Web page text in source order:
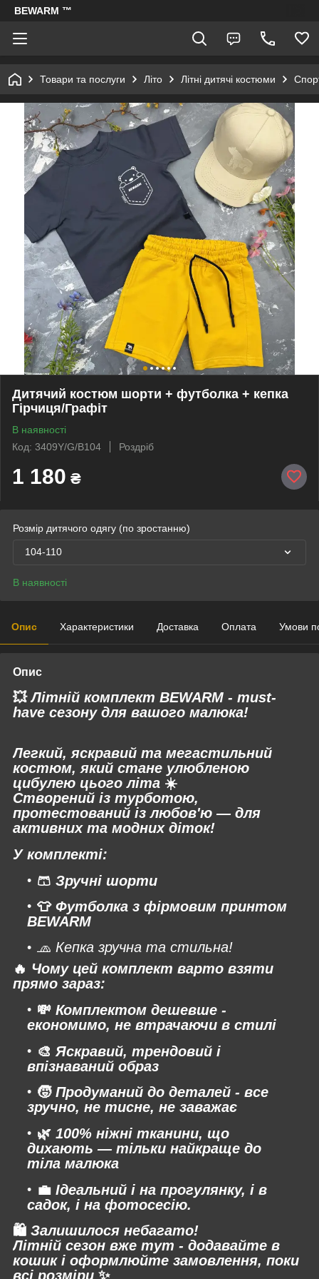
BEWARM ™
Товари та послуги Літо Літні дитячі костюми
Дитячий костюм шорти + футболка + кепка
Гірчиця/Графіт
В наявності
Код: 3409Y/G/B104
Роздріб
1 180 ₴
Розмір дитячого одягу (по зростанню)
104-110
В наявності
Опис Характеристики Доставка Оплата Умови
Опис
💥Літній комплект BEWARM - must-
have сезону для вашого малюка!
Легкий, яскравий та мегастильний
костюм, який стане улюбленою
цибулею цього літа ☀️
Створений із турботою,
протестований із любов'ю — для
активних та модних діток!
У комплекті:
🩳 Зручні шорти
👕 Футболка з фірмовим принтом
BEWARM
🧢 Кепка зручна та стильна!
🔥 Чому цей комплект варто взяти
прямо зараз:
💸 Комплектом дешевше -
економимо, не втрачаючи в стилі
🎨 Яскравий, трендовий і
впізнаваний образ
🧒Продуманий до деталей - все
зручно, не тисне, не заважає
🌿 100% ніжні тканини, що
дихають — тільки найкраще до
тіла малюка
💼 Ідеальний і на прогулянку, і в
садок, і на фотосесію.
🛍 Залишилося небагато!
Літній сезон вже тут - додавайте в
кошик і оформлюйте замовлення, поки
всі розміри ✨